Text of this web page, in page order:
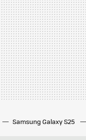
Samsung Galaxy S25